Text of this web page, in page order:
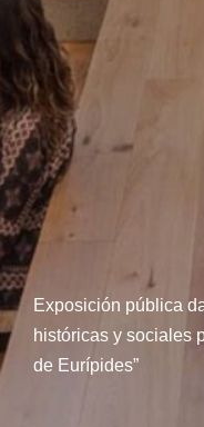
Exposición pública
históricas y sociales
de Eurípides”